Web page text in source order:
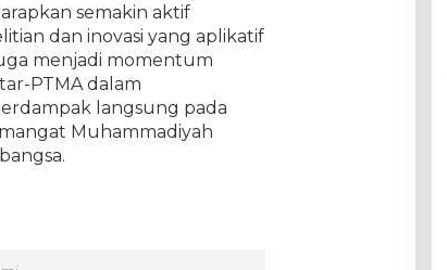
semakin aktif
dan inovasi yang aplikatif
menjadi momentum
PTMA dalam
langsung pada
Muhammadiyah